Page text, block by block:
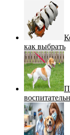
как выбрать